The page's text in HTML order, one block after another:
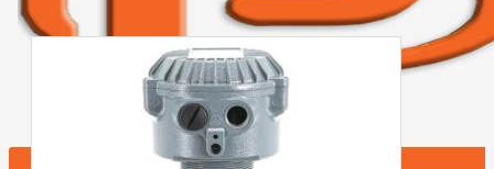
0 product(en)